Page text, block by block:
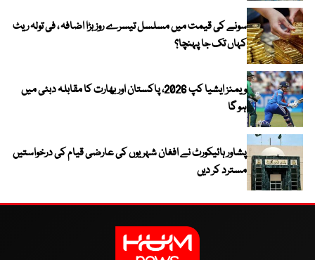
سونے کی قیمت میں مسلسل تیسرے روز بڑا اضافہ ، فی تولہ ریٹ
کہاں تک جا پہنچا؟
ویمنز ایشیا کپ 2026، پاکستان اور بھارت کا مقابلہ دبئی میں
ہو گا
پشاور ہائیکورٹ نے افغان شہریوں کی عارضی قیام کی درخواستیں
مسترد کر دیں